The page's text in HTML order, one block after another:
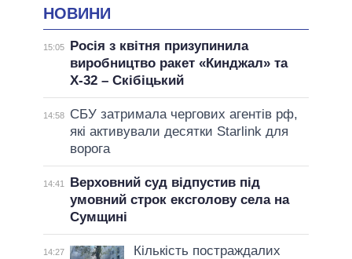
НОВИНИ
15:05
Росія з квітня призупинила
виробництво ракет «Кинджал» та
Х-32 – Скібіцький
14:58
СБУ затримала чергових агентів рф,
які активували десятки Starlink для
ворога
14:41
Верховний суд відпустив під
умовний строк ексголову села на
Сумщині
14:27
Кількість постраждалих